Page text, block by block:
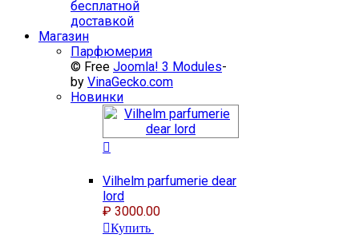
бесплатной
доставкой
Магазин
Парфюмерия
© Free Joomla! 3 Modules-
by VinaGecko.com
Новинки
Vilhelm parfumerie dear
lord
₽ 3000.00
Купить